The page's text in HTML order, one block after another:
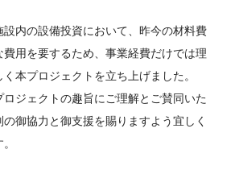
内の設備投資において、昨今の材料費
用を要するため、事業経費だけでは理
本プロジェクトを立ち上げました。
ジェクトの趣旨にご理解とご賛同いた
御協力と御支援を賜りますよう宜しく